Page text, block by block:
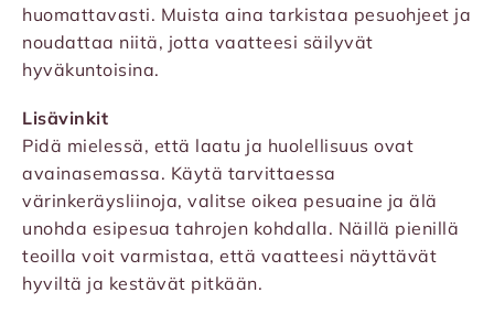
huomattavasti. Muista aina tarkistaa pesuohjeet ja
noudattaa niitä, jotta vaatteesi säilyvät
hyväkuntoisina.
Lisävinkit
Pidä mielessä, että laatu ja huolellisuus ovat
avainasemassa. Käytä tarvittaessa
värinkeräysliinoja, valitse oikea pesuaine ja älä
unohda esipesua tahrojen kohdalla. Näillä pienillä
teoilla voit varmistaa, että vaatteesi näyttävät
hyviltä ja kestävät pitkään.